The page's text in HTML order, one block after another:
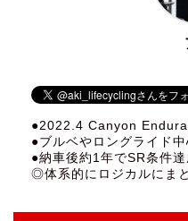
●2022.4 Canyon
●ブルベやロングライド中
●納車後約1年でSR条件達
◎体系的にロジカルにま